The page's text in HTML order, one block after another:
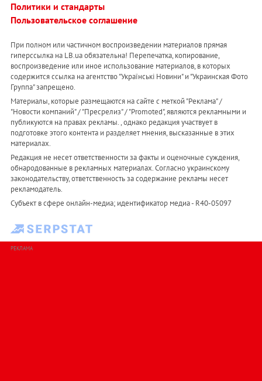
Политики и стандарты
Пользовательское соглашение
При полном или частичном воспроизведении материалов прямая
гиперссылка на LB.ua обязательна! Перепечатка, копирование,
воспроизведение или иное использование материалов, в которых
содержится ссылка на агентство "Українськi Новини" и "Украинская Фото
Группа" запрещено.
Материалы, которые размещаются на сайте с меткой "Реклама" /
"Новости компаний" / "Пресрелиз" / "Promoted", являются рекламными и
публикуются на правах рекламы. , однако редакция участвует в
подготовке этого контента и разделяет мнения, высказанные в этих
материалах.
Редакция не несет ответственности за факты и оценочные суждения,
обнародованные в рекламных материалах. Согласно украинскому
законодательству, ответственность за содержание рекламы несет
рекламодатель.
Субъект в сфере онлайн-медиа; идентификатор медиа - R40-05097
РЕКЛАМА